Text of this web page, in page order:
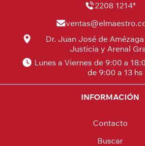
2208 1214*
Dr. Juan José de
Justicia y Arenal
Lunes a Viernes de 9:00 a
de 9:00 a 13 hs
INFORMACIÓN
Contacto
Buscar